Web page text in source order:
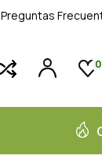
Preguntas
0